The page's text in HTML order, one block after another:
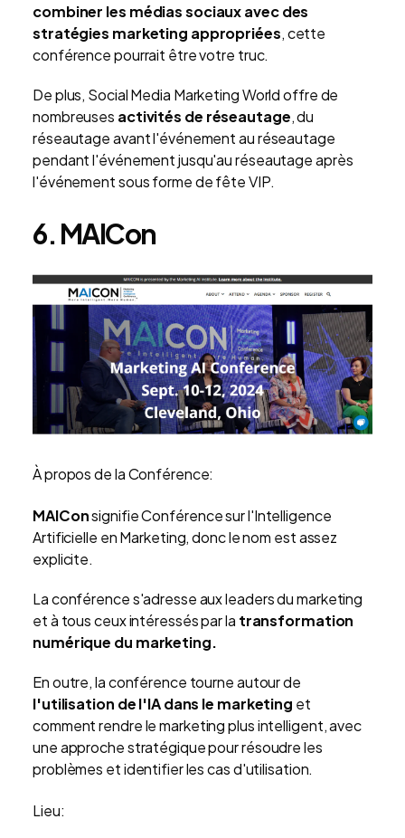
combiner les médias sociaux avec des
stratégies marketing appropriées, cette
conférence pourrait être votre truc.
De plus, Social Media Marketing World offre de
nombreuses activités de réseautage, du
réseautage avant l'événement au réseautage
pendant l'événement jusqu'au réseautage après
l'événement sous forme de fête VIP.
6. MAICon
À propos de la Conférence:
MAIConsignifie Conférence sur l'Intelligence
Artificielle en Marketing, donc le nom est assez
explicite.
La conférence s'adresse aux leaders du marketing
et à tous ceux intéressés par la transformation
numérique du marketing.
En outre, la conférence tourne autour de
l'utilisation de l'IA dans le marketing et
comment rendre le marketing plus intelligent, avec
une approche stratégique pour résoudre les
problèmes et identifier les cas d'utilisation.
Lieu: